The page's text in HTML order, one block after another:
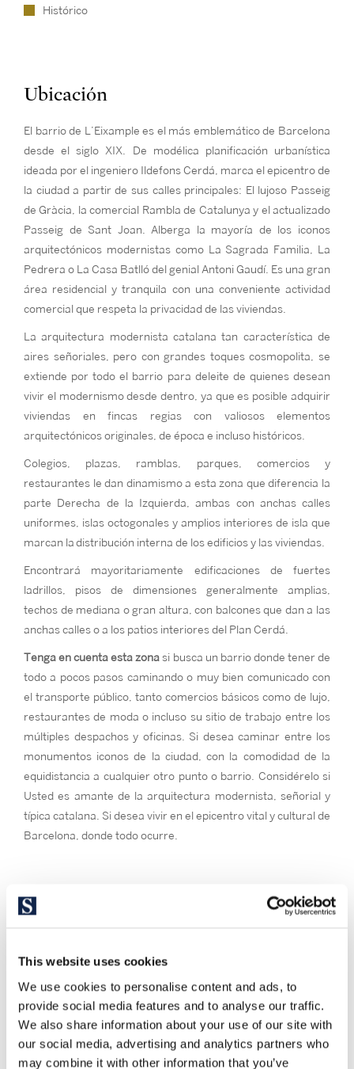
This website uses cookies
We use cookies to personalise content and ads, to
provide social media features and to analyse our traffic.
We also share information about your use of our site with
our social media, advertising and analytics partners who
may combine it with other information that you’ve
Histórico
Ubicación
El barrio de L’Eixample es el más emblemático de Barcelona
desde el siglo XIX. De modélica planificación urbanística
ideada por el ingeniero Ildefons Cerdá, marca el epicentro de
la ciudad a partir de sus calles principales: El lujoso Passeig
de Gràcia, la comercial Rambla de Catalunya y el actualizado
Passeig de Sant Joan. Alberga la mayoría de los iconos
arquitectónicos modernistas como La Sagrada Familia, La
Pedrera o La Casa Batlló del genial Antoni Gaudí. Es una gran
área residencial y tranquila con una conveniente actividad
comercial que respeta la privacidad de las viviendas.
La arquitectura modernista catalana tan característica de
aires señoriales, pero con grandes toques cosmopolita, se
extiende por todo el barrio para deleite de quienes desean
vivir el modernismo desde dentro, ya que es posible adquirir
viviendas en fincas regias con valiosos elementos
arquitectónicos originales, de época e incluso históricos.
Colegios, plazas, ramblas, parques, comercios y
restaurantes le dan dinamismo a esta zona que diferencia la
parte Derecha de la Izquierda, ambas con anchas calles
uniformes, islas octogonales y amplios interiores de isla que
marcan la distribución interna de los edificios y las viviendas.
Encontrará mayoritariamente edificaciones de fuertes
ladrillos, pisos de dimensiones generalmente amplias,
techos de mediana o gran altura, con balcones que dan a las
anchas calles o a los patios interiores del Plan Cerdá.
Tenga en cuenta esta zona si busca un barrio donde tener de
todo a pocos pasos caminando o muy bien comunicado con
el transporte público, tanto comercios básicos como de lujo,
restaurantes de moda o incluso su sitio de trabajo entre los
múltiples despachos y oficinas. Si desea caminar entre los
monumentos iconos de la ciudad, con la comodidad de la
equidistancia a cualquier otro punto o barrio. Considérelo si
Usted es amante de la arquitectura modernista, señorial y
típica catalana. Si desea vivir en el epicentro vital y cultural de
Barcelona, donde todo ocurre.